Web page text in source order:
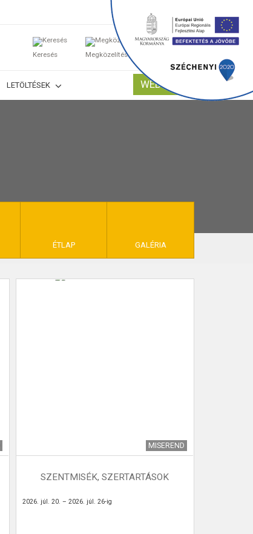
Keresés Megközelítés
0
LETÖLTÉSEK WEBSHOP
ÉTLAP GALÉRIA
MISEREND
SZENTMISÉK, SZERTARTÁSOK
2026. júl. 20. – 2026. júl. 26-ig